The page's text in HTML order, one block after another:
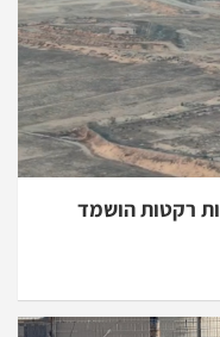
רקטות הושמד